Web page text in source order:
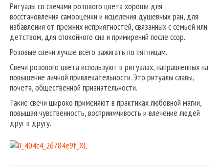
Ритуалы со свечами розового цвета хороши для
восстановления самооценки и исцеления душевных ран, для
избавления от прежних неприятностей, связанных с семьей или
детством, для спокойного сна и примирений после ссор.
Розовые свечи лучше всего зажигать по пятницам.
Свечи розового цвета используют в ритуалах, направленных на
повышение личной привлекательности. Это ритуалы славы,
почета, общественной признательности.
Такие свечи широко применяют в практиках любовной магии,
повышая чувственность, восприимчивость и влечение людей
друг к другу.